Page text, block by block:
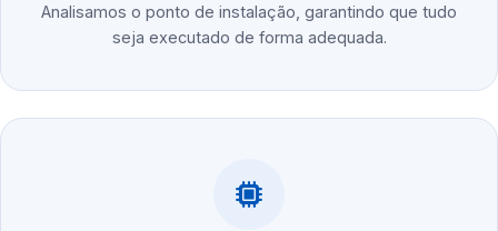
Analisamos o ponto de instalação, garantindo que tudo
seja executado de forma adequada.